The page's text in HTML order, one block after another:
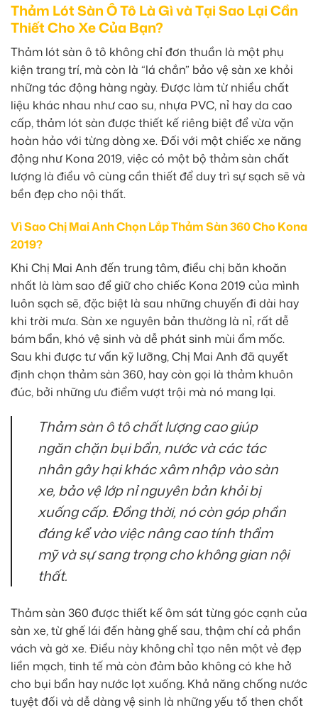
Thảm Lót Sàn Ô Tô Là Gì và Tại Sao Lại Cần
Thiết Cho Xe Của Bạn?
Thảm lót sàn ô tô không chỉ đơn thuần là một phụ
kiện trang trí, mà còn là “lá chắn” bảo vệ sàn xe khỏi
những tác động hàng ngày. Được làm từ nhiều chất
liệu khác nhau như cao su, nhựa PVC, nỉ hay da cao
cấp, thảm lót sàn được thiết kế riêng biệt để vừa vặn
hoàn hảo với từng dòng xe. Đối với một chiếc xe năng
động như Kona 2019, việc có một bộ thảm sàn chất
lượng là điều vô cùng cần thiết để duy trì sự sạch sẽ và
bền đẹp cho nội thất.
Vì Sao Chị Mai Anh Chọn Lắp Thảm Sàn 360 Cho Kona
2019?
Khi Chị Mai Anh đến trung tâm, điều chị băn khoăn
nhất là làm sao để giữ cho chiếc Kona 2019 của mình
luôn sạch sẽ, đặc biệt là sau những chuyến đi dài hay
khi trời mưa. Sàn xe nguyên bản thường là nỉ, rất dễ
bám bẩn, khó vệ sinh và dễ phát sinh mùi ẩm mốc.
Sau khi được tư vấn kỹ lưỡng, Chị Mai Anh đã quyết
định chọn thảm sàn 360, hay còn gọi là thảm khuôn
đúc, bởi những ưu điểm vượt trội mà nó mang lại.
Thảm sàn ô tô chất lượng cao giúp
ngăn chặn bụi bẩn, nước và các tác
nhân gây hại khác xâm nhập vào sàn
xe, bảo vệ lớp nỉ nguyên bản khỏi bị
xuống cấp. Đồng thời, nó còn góp phần
đáng kể vào việc nâng cao tính thẩm
mỹ và sự sang trọng cho không gian nội
thất.
Thảm sàn 360 được thiết kế ôm sát từng góc cạnh của
sàn xe, từ ghế lái đến hàng ghế sau, thậm chí cả phần
vách và gờ xe. Điều này không chỉ tạo nên một vẻ đẹp
liền mạch, tinh tế mà còn đảm bảo không có khe hở
cho bụi bẩn hay nước lọt xuống. Khả năng chống nước
tuyệt đối và dễ dàng vệ sinh là những yếu tố then chốt